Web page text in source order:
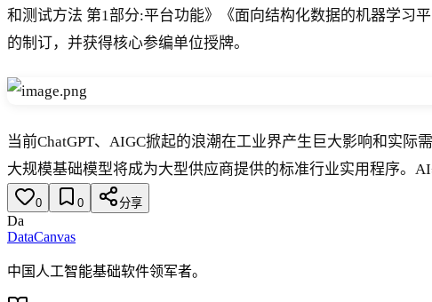
和测试方法 第1部分:平台功能》《面向结构化数据的机器学习
的制订，并获得核心参编单位授牌。
当前ChatGPT、AIGC掀起的浪潮在工业界产生巨大影响和实
大规模基础模型将成为大型供应商提供的标准行业实用程序。
0 0 分享
Da
DataCanvas
中国人工智能基础软件领军者。